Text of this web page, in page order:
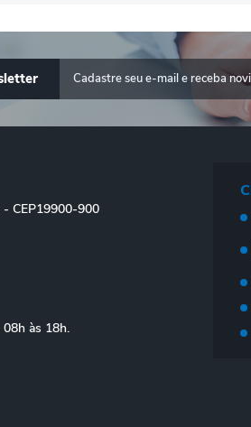
- CEP19900-900
às 18h.